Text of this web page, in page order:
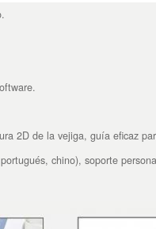
2D de la vejiga, guía eficaz
chino), soporte